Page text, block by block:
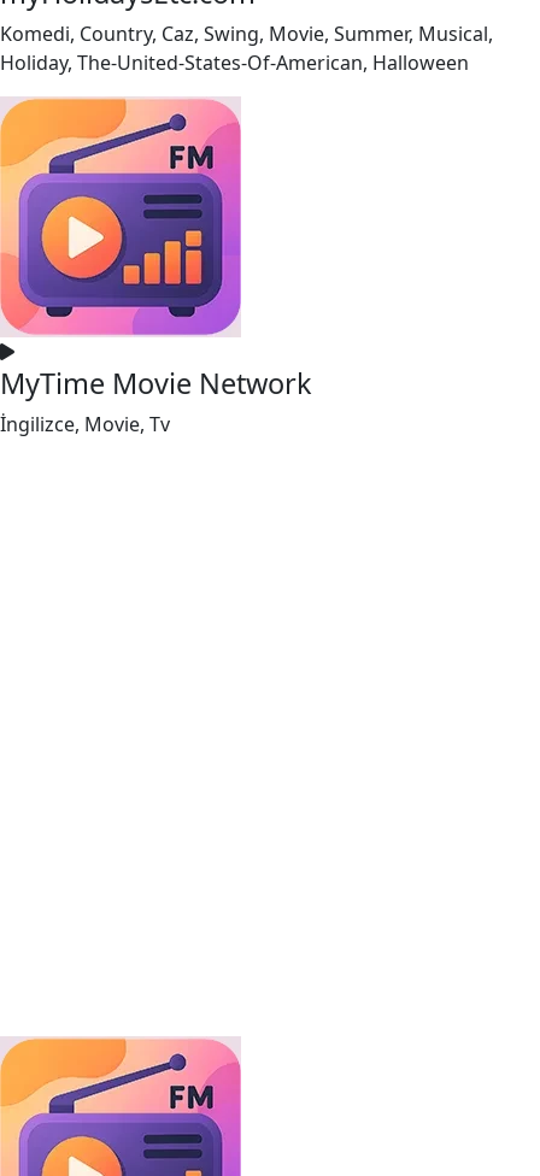
Komedi, Country, Caz, Swing, Movie, Summer, Musical,
Holiday, The-United-States-Of-American, Halloween
MyTime Movie Network
İngilizce, Movie, Tv